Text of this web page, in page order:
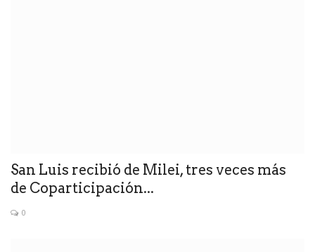
San Luis recibió de Milei, tres veces más
de Coparticipación...
0